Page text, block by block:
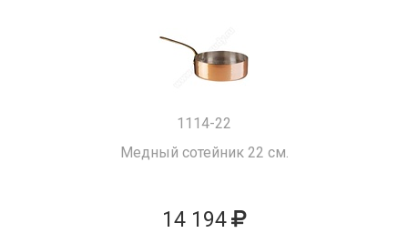
1114-22
Медный сотейник 22 см.
14 194